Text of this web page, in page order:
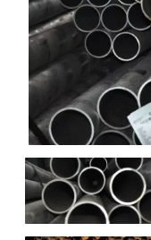
ОТЗЫВЫ
О НАС
БЛОГ
КОНТАКТЫ